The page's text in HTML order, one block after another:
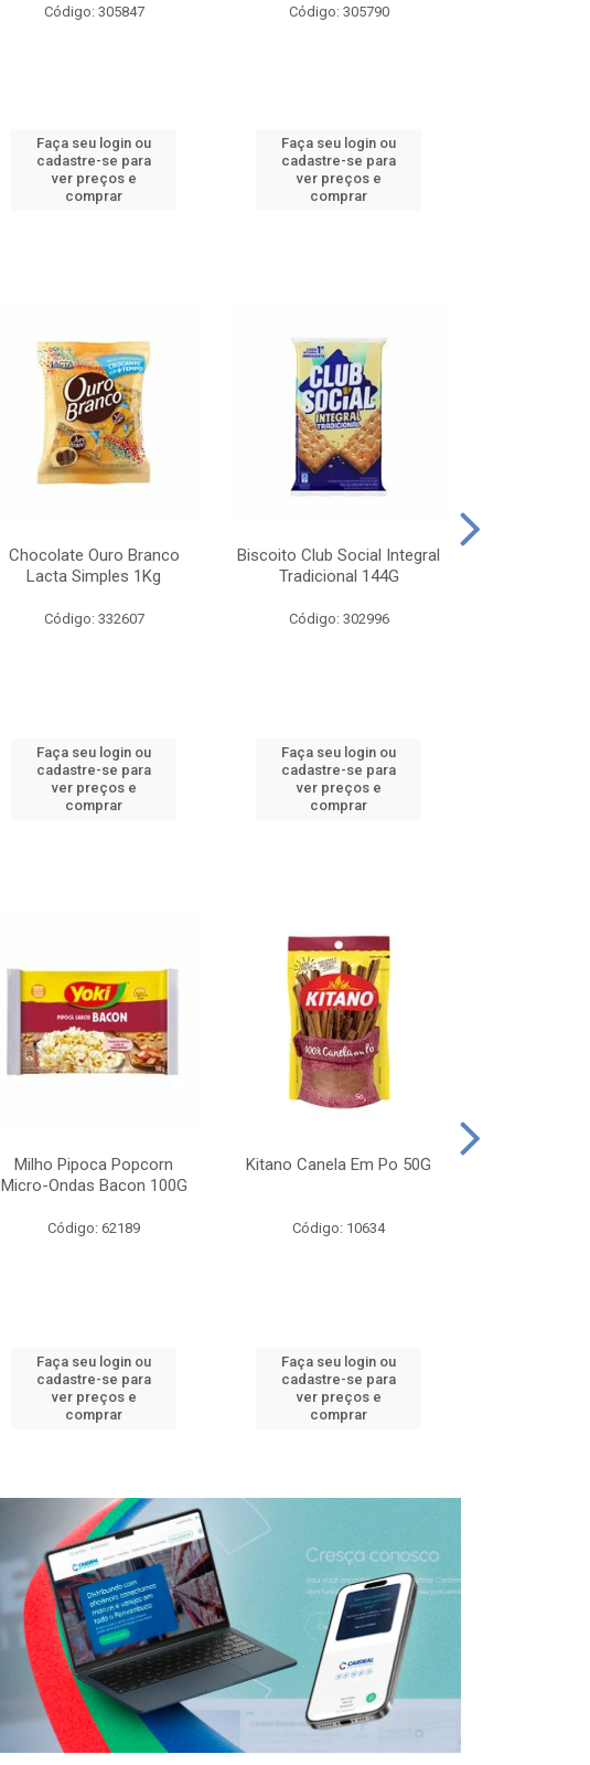
Código: 305847
Faça seu login ou
cadastre-se para
ver preços e
comprar
Código: 305790
Faça seu login ou
cadastre-se para
ver preços e
comprar
Chocolate Ouro Branco
Lacta Simples 1Kg
Código: 332607
Faça seu login ou
cadastre-se para
ver preços e
comprar
Biscoito Club Social Integral
Tradicional 144G
Código: 302996
Faça seu login ou
cadastre-se para
ver preços e
comprar
Milho Pipoca Popcorn
Micro-Ondas Bacon 100G
Código: 62189
Faça seu login ou
cadastre-se para
ver preços e
comprar
Kitano Canela Em Po 50G
Código: 10634
Faça seu login ou
cadastre-se para
ver preços e
comprar